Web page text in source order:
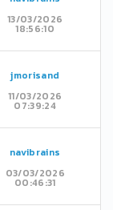
13/03/2026
18:56:10
jmorisand
11/03/2026
07:39:24
navibrains
03/03/2026
00:46:31